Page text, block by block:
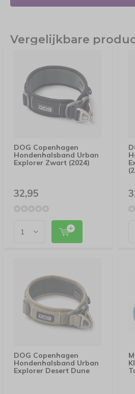
Vergelijkbare
DOG Copenhagen
Hondenhalsband Urban
Explorer Zwart (2024)
32,95
DOG Copenhagen
Hondenhalsband Urban
Explorer Desert Dune